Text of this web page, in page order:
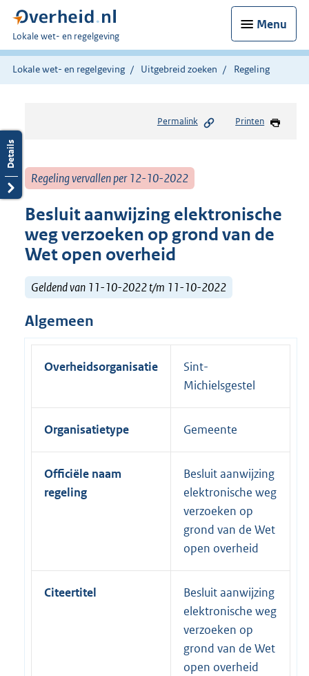
Menu
U
bent
hier:
Lokale wet- en regelgeving
Lokale wet- en regelgeving Uitgebreid zoeken Regeling
Permalink Printen
Regeling vervallen per 12-10-2022
Besluit aanwijzing elektronische
weg verzoeken op grond van de
Wet open overheid
Geldend van 11-10-2022 t/m 11-10-2022
Algemeen
Overheidsorganisatie
Sint-
Michielsgestel
Organisatietype Gemeente
Officiële naam
regeling
Besluit aanwijzing
elektronische weg
verzoeken op
grond van de Wet
open overheid
Citeertitel
Besluit aanwijzing
elektronische weg
verzoeken op
grond van de Wet
open overheid